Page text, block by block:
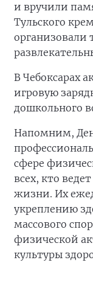
и вручили
Тульского
организовали
В Чебоксарах
игровую
дошкольного
Напомним,
сфере
всех, кто
жизни. Их
укреплению
массового
физической
культуры